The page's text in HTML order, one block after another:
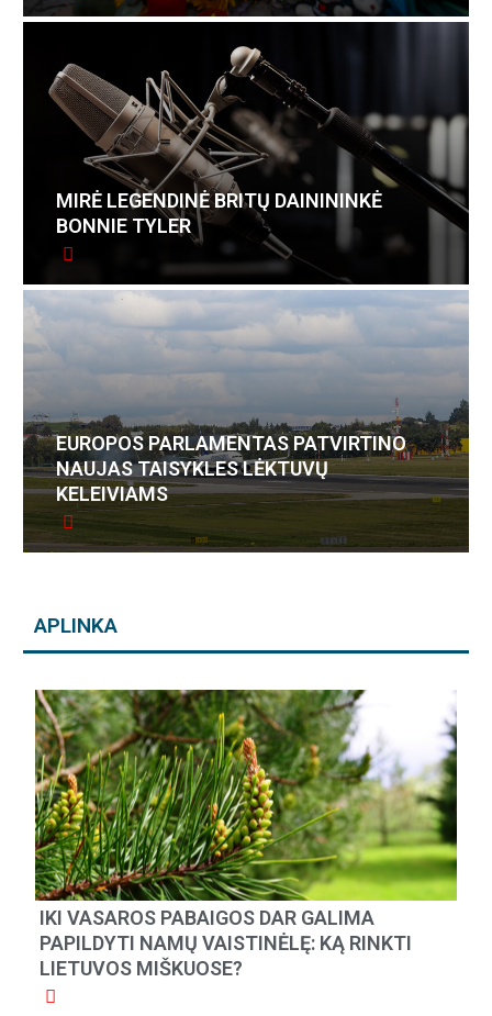
MIRĖ LEGENDINĖ BRITŲ DAINININKĖ
BONNIE TYLER
EUROPOS PARLAMENTAS PATVIRTINO
NAUJAS TAISYKLES LĖKTUVŲ
KELEIVIAMS
APLINKA
IKI VASAROS PABAIGOS DAR GALIMA
PAPILDYTI NAMŲ VAISTINĖLĘ: KĄ RINKTI
LIETUVOS MIŠKUOSE?